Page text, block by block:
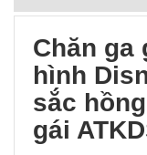
Chăn ga
hình
sắc
gái